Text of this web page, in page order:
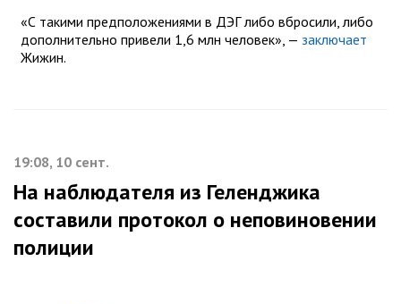
«С такими предположениями в ДЭГ либо вбросили, либо
дополнительно привели 1,6 млн человек», — заключает
Жижин.
19:08, 10 сент.
На наблюдателя из Геленджика
составили протокол о неповиновении
полиции